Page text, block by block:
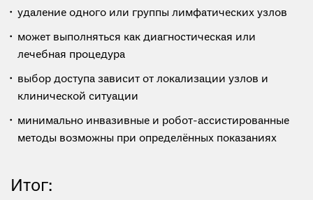
удаление одного или группы лимфатических узлов
может выполняться как диагностическая или
лечебная процедура
выбор доступа зависит от локализации узлов и
клинической ситуации
минимально инвазивные и робот-ассистированные
методы возможны при определённых показаниях
Итог: